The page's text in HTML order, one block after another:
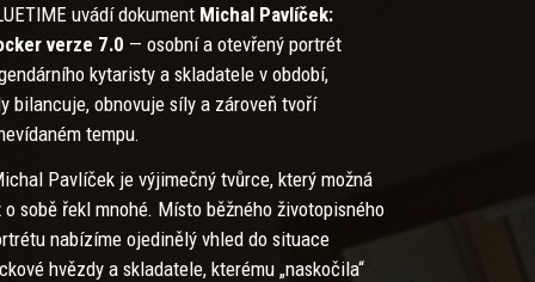
uvádí dokument Michal Pavlíček:
verze 7.0 — osobní a otevřený portrét
kytaristy a skladatele v období,
bilancuje, obnovuje síly a zároveň tvoří
tempu.
Pavlíček je výjimečný tvůrce, který možná
o sobě řekl mnohé. Místo běžného životopisného
nabízíme ojedinělý vhled do situace
hvězdy a skladatele, kterému „naskočila“